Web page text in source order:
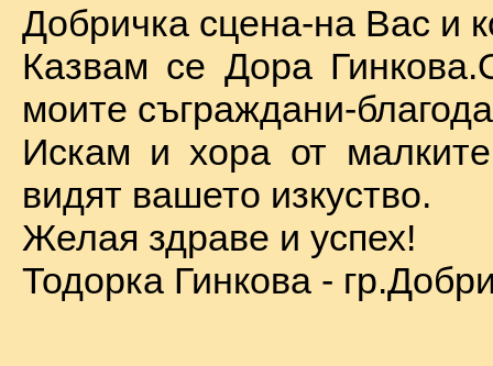
Добричка сцена-на Вас и
Казвам се Дора
моите съграждани-
Искам и хора от
видят вашето изкуство.
Желая здраве и успех!
Тодорка Гинкова -